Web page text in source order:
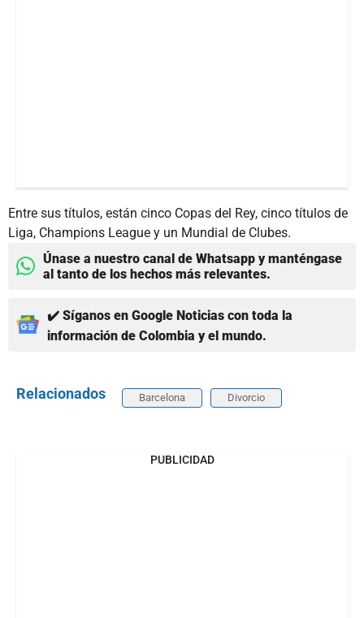
Entre sus títulos, están cinco Copas del Rey, cinco títulos de
Liga, Champions League y un Mundial de Clubes.
Únase a nuestro canal de Whatsapp y manténgase
al tanto de los hechos más relevantes.
✔️ Síganos en Google Noticias con toda la
información de Colombia y el mundo.
Relacionados Barcelona Divorcio
PUBLICIDAD